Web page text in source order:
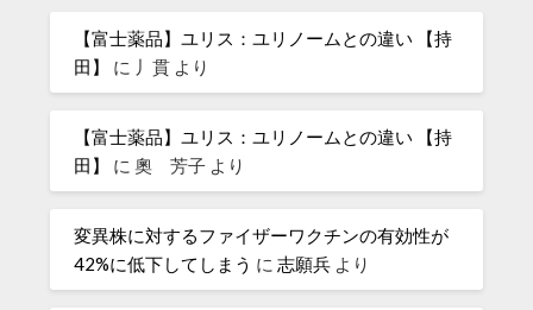
【富士薬品】ユリス：ユリノームとの違い 【持
田】
に 丿貫 より
【富士薬品】ユリス：ユリノームとの違い 【持
田】
に奧 芳子 より
変異株に対するファイザーワクチンの有効性が
42%に低下してしまう に志願兵 より